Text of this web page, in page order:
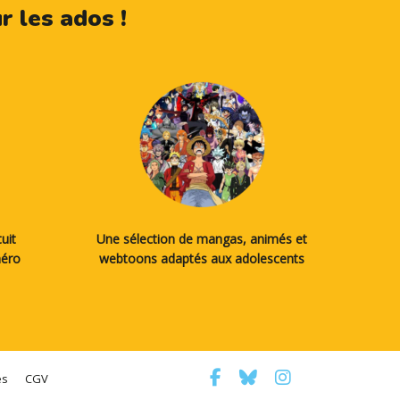
les ados !
Une sélection de mangas, animés et
webtoons adaptés aux adolescents
CGV